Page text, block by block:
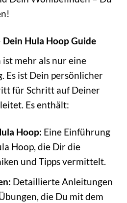
Dein Hula Hoop Guide
mehr als nur eine
Es ist Dein persönlicher
für Schritt auf Deiner
Es enthält:
Hoop: Eine Einführung
Hoop, die Dir die
und Tipps vermittelt.
Detaillierte Anleitungen
die Du mit dem